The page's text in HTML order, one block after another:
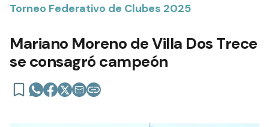
Torneo Federativo de Clubes 2025
Mariano Moreno de Villa Dos Trece
se consagró campeón